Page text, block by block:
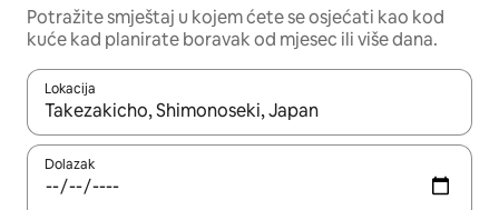
Potražite smještaj u kojem ćete se osjećati kao kod
kuće kad planirate boravak od mjesec ili više dana.
Lokacija
Kada budu dostupni rezultati, moći ćete ih pregledati
Dolazak